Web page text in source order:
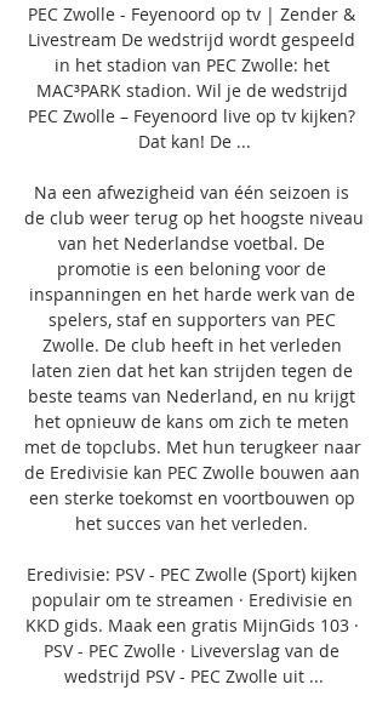
PEC Zwolle - Feyenoord op tv | Zender &
Livestream De wedstrijd wordt gespeeld
in het stadion van PEC Zwolle: het
MAC³PARK stadion. Wil je de wedstrijd
PEC Zwolle – Feyenoord live op tv kijken?
Dat kan! De ...
Na een afwezigheid van één seizoen is
de club weer terug op het hoogste niveau
van het Nederlandse voetbal. De
promotie is een beloning voor de
inspanningen en het harde werk van de
spelers, staf en supporters van PEC
Zwolle. De club heeft in het verleden
laten zien dat het kan strijden tegen de
beste teams van Nederland, en nu krijgt
het opnieuw de kans om zich te meten
met de topclubs. Met hun terugkeer naar
de Eredivisie kan PEC Zwolle bouwen aan
een sterke toekomst en voortbouwen op
het succes van het verleden.
Eredivisie: PSV - PEC Zwolle (Sport) kijken
populair om te streamen · Eredivisie en
KKD gids. Maak een gratis MijnGids 103 ·
PSV - PEC Zwolle · Liveverslag van de
wedstrijd PSV - PEC Zwolle uit ...